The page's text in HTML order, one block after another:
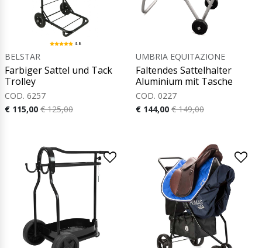
4.8
BELSTAR
Farbiger Sattel und Tack
Trolley
COD. 6257
€ 115,00 € 125,00
UMBRIA EQUITAZIONE
Faltendes Sattelhalter
Aluminium mit Tasche
COD. 0227
€ 144,00 € 149,00